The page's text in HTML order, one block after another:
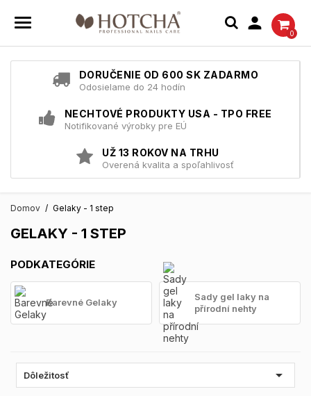

0
DORUČENIE OD 600 SK ZADARMO
Odosielame do 24 hodín
NECHTOVÉ PRODUKTY USA - TPO FREE
Notifikované výrobky pre EÚ
UŽ 13 ROKOV NA TRHU
Overená kvalita a spoľahlivosť
Domov Gelaky - 1 step
GELAKY - 1 STEP
PODKATEGÓRIE
Barevné Gelaky
Sady gel laky na
přírodní nehty
Dôležitosť 